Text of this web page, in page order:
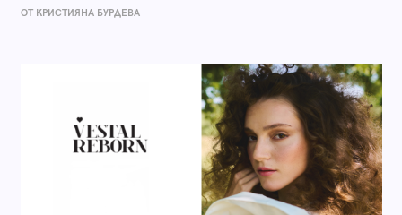
ОТ КРИСТИЯНА БУРДЕВА